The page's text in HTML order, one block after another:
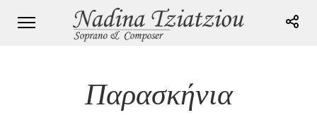
Παρασκήνια